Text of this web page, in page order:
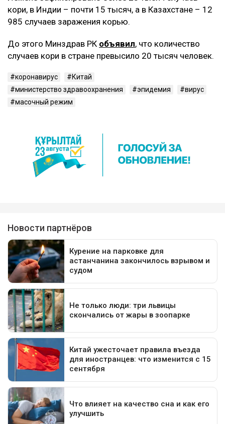
кори, в Индии – почти 15 тысяч, а в Казахстане – 12
985 случаев заражения корью.
До этого Минздрав РК объявил, что количество
случаев кори в стране превысило 20 тысяч человек.
коронавирус
Китай
министерство здравоохранения
эпидемия
вирус
масочный режим